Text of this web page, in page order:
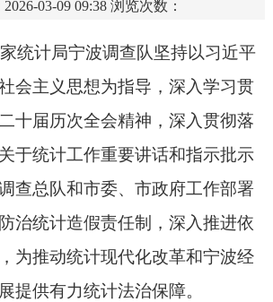
03-09 09:38 浏览次数：
计局宁波调查队坚持以习近平
会主义思想为指导，深入学习贯
十届历次全会精神，深入贯彻落
于统计工作重要讲话和指示批示
查总队和市委、市政府工作部署
治统计造假责任制，深入推进依
为推动统计现代化改革和宁波经
提供有力统计法治保障。